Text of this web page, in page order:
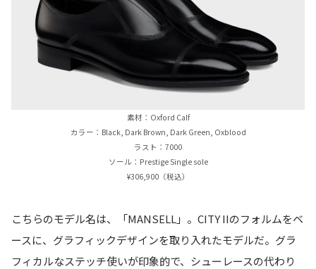
素材：Oxford Calf
カラー：Black, Dark Brown, Dark Green, Oxblood
ラスト：7000
ソール：Prestige Single sole
¥306,900（税込）
こちらのモデル名は、「MANSELL」。CITY IIのフォルムをベ
ースに、グラフィックデザインを取り入れたモデルだ。グラ
フィカルなステッチ使いが印象的で、シューレースの代わり